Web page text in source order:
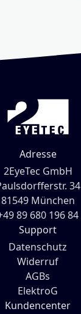
Adresse
2EyeTec GmbH
34
81549 München
89 680 196 84
Support
Datenschutz
Widerruf
AGBs
ElektroG
Kundencenter